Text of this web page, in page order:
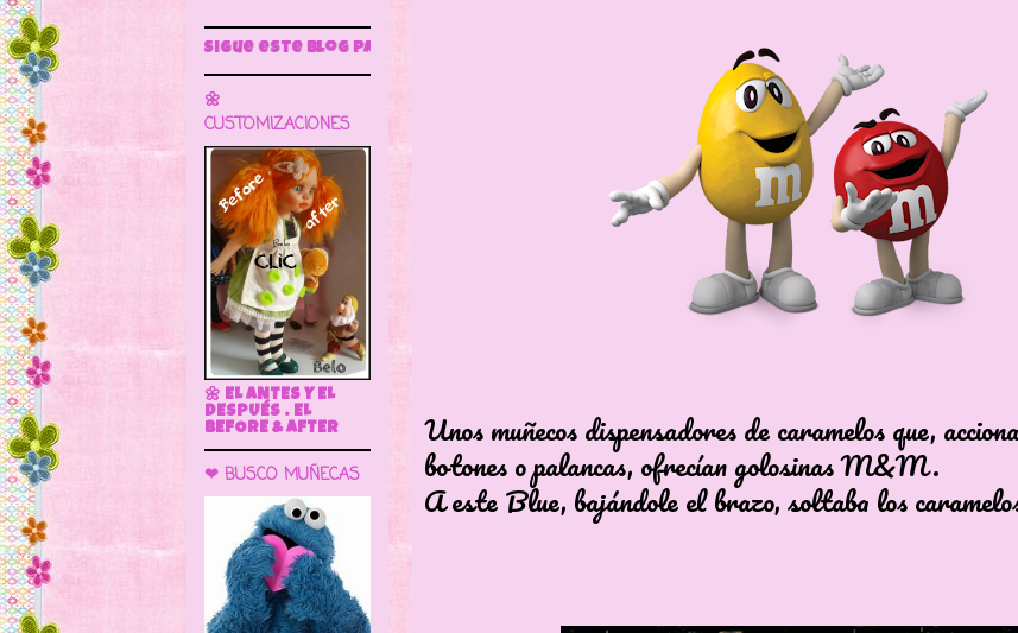
Unos muñecos dispensadores de caramelos que,
botones o palancas, ofrecían golosinas M&M.
A este Blue, bajándole el brazo, soltaba los
Sigue este blog para más información
🌼
CUSTOMIZACIONES
🌼 EL ANTES Y EL
DESPUÉS . EL
BEFORE & AFTER
❤ BUSCO MUÑECAS